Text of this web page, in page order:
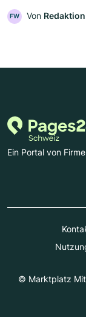
FW Von
Ein Portal von
© Marktplatz